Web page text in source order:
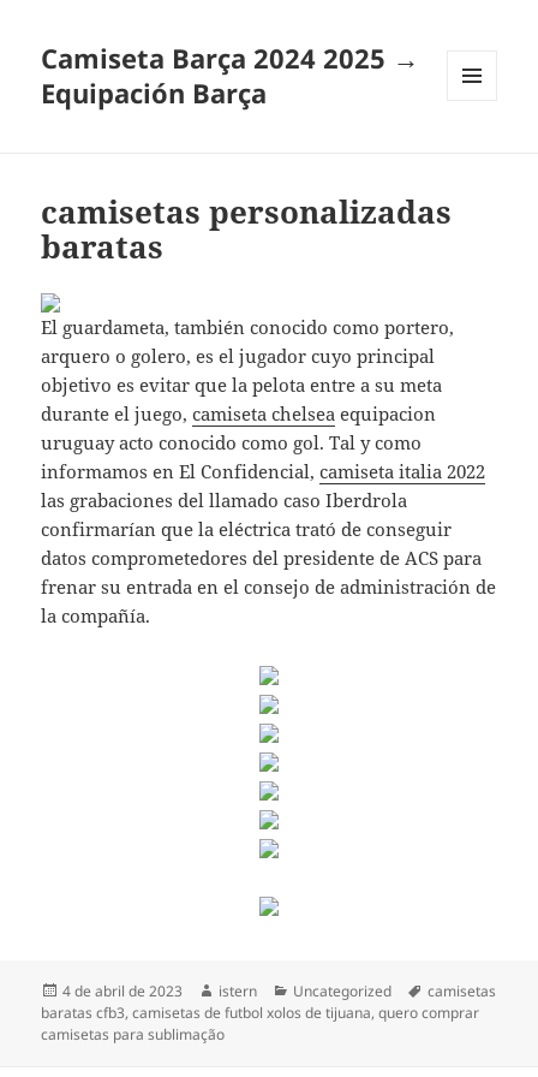
Camiseta Barça 2024 2025 →
Equipación Barça
camisetas personalizadas
baratas
El guardameta, también conocido como portero,
arquero o golero, es el jugador cuyo principal
objetivo es evitar que la pelota entre a su meta
durante el juego,camiseta chelsea equipacion
uruguay acto conocido como gol. Tal y como
informamos en El Confidencial,camiseta italia 2022
las grabaciones del llamado caso Iberdrola
confirmarían que la eléctrica trató de conseguir
datos comprometedores del presidente de ACS para
frenar su entrada en el consejo de administración de
la compañía.
Publicado
el
4 de abril de 2023 Autor
istern Categorías
Uncategorized Etiquetas
camisetas
baratas cfb3,camisetas de futbol xolos de tijuana,quero comprar
camisetas para sublimação